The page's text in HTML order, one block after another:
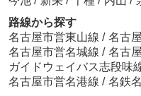
路線から探す
名古屋市営東山線 / 名古
名古屋市営名城線 / 名古
ガイドウェイバス志段味
名古屋市営名港線 / 名鉄